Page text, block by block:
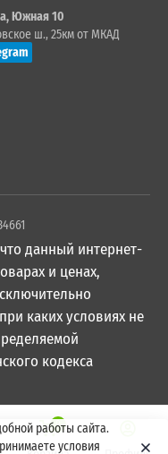
Южная 10
ш., 25км от МКАД
данный интернет-
и ценах,
каких условиях не
кодекса
работы сайта.
условия
0